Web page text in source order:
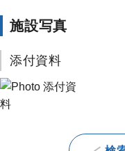
施設写真
添付資料